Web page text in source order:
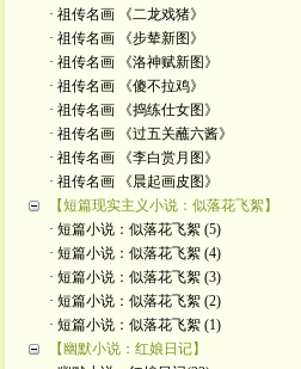
· 祖传名画 《二龙戏猪》
· 祖传名画 《步辇新图》
· 祖传名画 《洛神赋新图》
· 祖传名画 《傻不拉鸡》
· 祖传名画 《捣练仕女图》
· 祖传名画 《过五关蘸六酱》
· 祖传名画 《李白赏月图》
· 祖传名画 《晨起画皮图》
【短篇现实主义小说：似落花飞絮】
· 短篇小说：似落花飞絮 (5)
· 短篇小说：似落花飞絮 (4)
· 短篇小说：似落花飞絮 (3)
· 短篇小说：似落花飞絮 (2)
· 短篇小说：似落花飞絮 (1)
【幽默小说：红娘日记】